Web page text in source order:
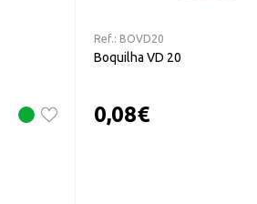
Ref.: BOVD20
Boquilha VD 20
0,08€